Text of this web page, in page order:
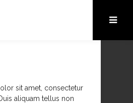
sit amet, consectetur
aliquam tellus non